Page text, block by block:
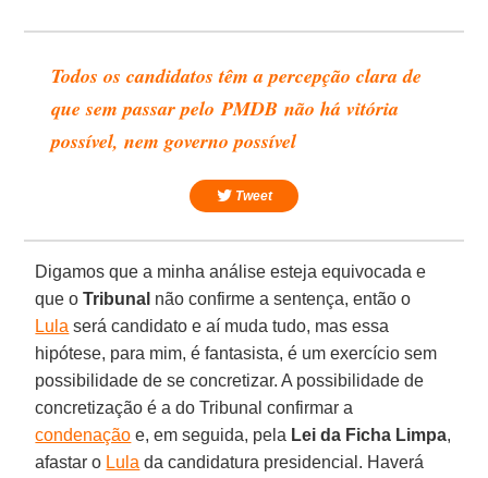
Todos os candidatos têm a percepção clara de
que sem passar peloPMDB não há vitória
possível, nem governo possível
Tweet
Digamos que a minha análise esteja equivocada e
que oTribunal não confirme a sentença, então o
Lula será candidato e aí muda tudo, mas essa
hipótese, para mim, é fantasista, é um exercício sem
possibilidade de se concretizar. A possibilidade de
concretização é a do Tribunal confirmar a
condenação e, em seguida, pela Lei da Ficha Limpa,
afastar o Lula da candidatura presidencial. Haverá